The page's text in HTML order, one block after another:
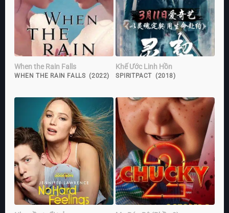
When the Rain Falls
WHEN THE RAIN FALLS (2022)
Khế Ước Linh Hồn
SPIRITPACT (2018)